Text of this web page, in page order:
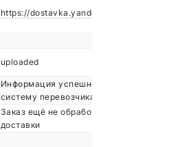
https://dostavka.yandex.ru/route/f40cab58
uploaded
Информация успешно загружена в
систему перевозчика
Заказ ещё не обработан службой
доставки